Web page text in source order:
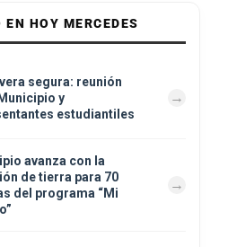
EN HOY MERCEDES
segura: reunión
y
estudiantiles
avanza con la
de tierra para 70
del programa “Mi